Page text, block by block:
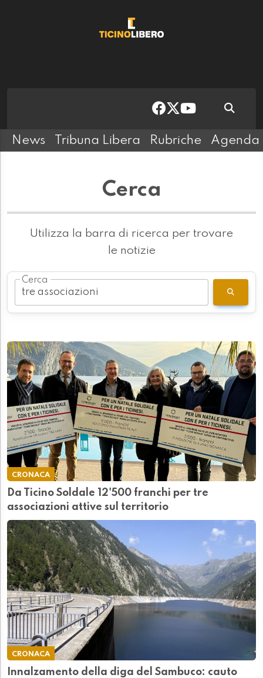
News Tribuna Libera Rubriche Agenda
Cerca
Utilizza la barra di ricerca per trovare
le notizie
Cerca
CRONACA
Da Ticino Soldale 12'500 franchi per tre
associazioni attive sul territorio
CRONACA
Innalzamento della diga del Sambuco: cauto